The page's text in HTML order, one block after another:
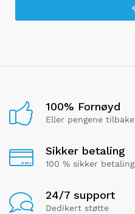
100% Fornøyd
Eller pengene tilbake
Sikker betaling
100 % sikker betaling
24/7 support
Dedikert støtte